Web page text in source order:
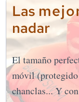
Las
nadar
El tamaño
móvil
chanclas... Y